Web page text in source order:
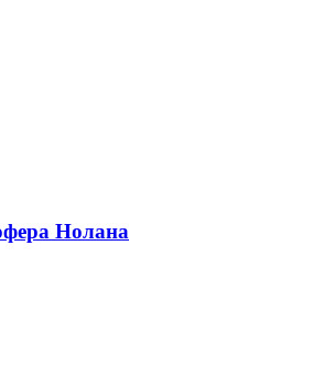
Нолана